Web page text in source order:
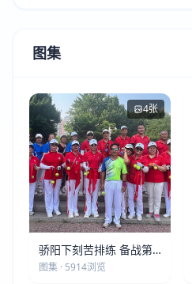
图集
4张
骄阳下刻苦排练 备战第
五届莫斯科世界大健康运
图集 · 5914浏览